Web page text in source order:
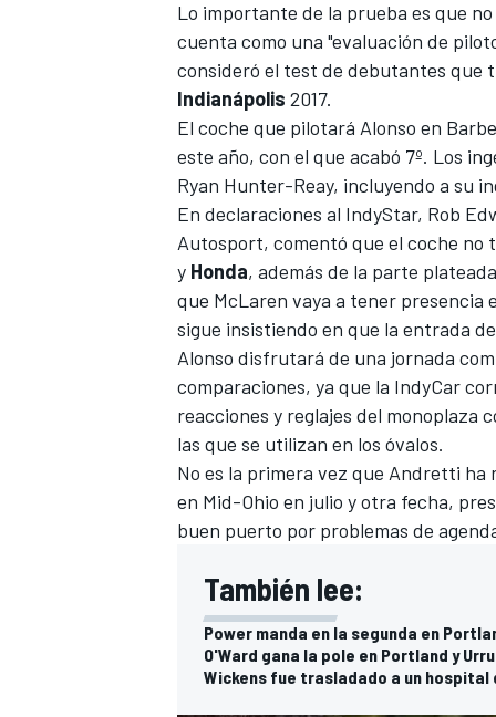
Lo importante de la prueba es que
cuenta como una "evaluación de
consideró el test de debutantes que
Indianápolis 2017.
El coche que pilotará Alonso en
este año, con el que acabó 7º. Los
Ryan Hunter-Reay, incluyendo a su
En declaraciones al IndyStar, Rob
Autosport, comentó que el coche no
y Honda, además de la parte
que McLaren vaya a tener presencia
sigue insistiendo en que la entrada
Alonso disfrutará de una jornada
comparaciones, ya que la IndyCar
reacciones y reglajes del
las que se utilizan en los óvalos.
No es la primera vez que Andretti
en Mid-Ohio en julio y otra fecha,
buen puerto por problemas de
También lee:
Power manda en la segunda en
O'Ward gana la pole en Portland y
Wickens fue trasladado a un